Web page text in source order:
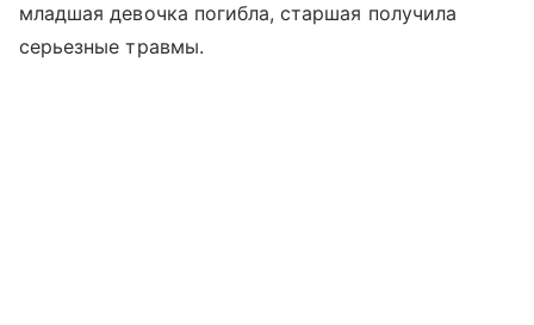
младшая девочка погибла, старшая получила
серьезные травмы.